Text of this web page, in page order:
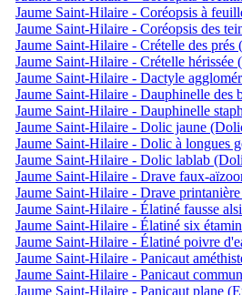
Jaume Saint-Hilaire - Coréopsis à
Jaume Saint-Hilaire - Coréopsis des
Jaume Saint-Hilaire - Crételle des prés
Jaume Saint-Hilaire - Crételle hérissée
Jaume Saint-Hilaire - Dactyle
Jaume Saint-Hilaire - Dauphinelle des
Jaume Saint-Hilaire - Dauphinelle
Jaume Saint-Hilaire - Dolic jaune
Jaume Saint-Hilaire - Dolic à longues
Jaume Saint-Hilaire - Dolic lablab
Jaume Saint-Hilaire - Drave faux-
Jaume Saint-Hilaire - Drave
Jaume Saint-Hilaire - Élatiné fausse
Jaume Saint-Hilaire - Élatiné six
Jaume Saint-Hilaire - Élatiné poivre
Jaume Saint-Hilaire - Panicaut
Jaume Saint-Hilaire - Panicaut
Jaume Saint-Hilaire - Panicaut plane